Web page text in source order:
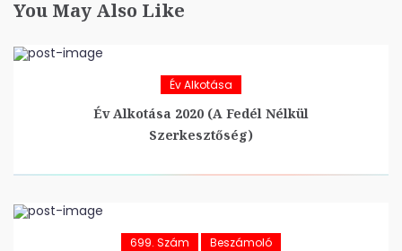
You May Also Like
Év Alkotása
Év Alkotása 2020 (A Fedél Nélkül
Szerkesztőség)
699. Szám Beszámoló